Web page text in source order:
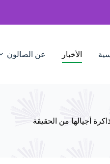
الأخبار عن الصالون
أجيالها من الحقيقة